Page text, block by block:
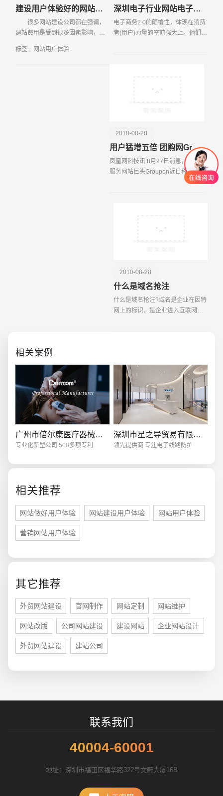
建设用户体验好的网站需要花费多少钱
很多网站建设公司都在强调，
建站费用是受到很多因素影响，不
解企业各种相关信息，才能够给出
标签 : 网站用户体验
深圳电子行业网站电子商务规模化
电子商务2 0的颠覆性，体现在消费
者(用户)力量的空前强大上。他们的
2010-08-28
用户猛增五倍 团购网Groupon超速增长
凤凰网科技讯 8月27日消息，团购
服务网站巨头Groupon近日称，半
年来公司一直以指数级速度高速增
2010-08-28
什么是域名抢注
什么是域名抢注?域名是企业在因特
网上的标识，是企业进入互联网，
相关案例
广州市倍尔康医疗器械有限公司
专业化新型公司 500多项专利
深圳市星之导贸易有限公司
领先提供商 专注电子线路防护
相关推荐
网站做好用户体验 网站建设用户体验 网站用户体验
营销网站用户体验
其它推荐
外贸网站建设 官网制作 网站定制 网站维护
网站改版 公司网站建设 建设网站 企业网站设计
外贸网站建设 建站公司
联系我们
40004-60001
地址：深圳市福田区福华路322号文蔚大厦16B
标准企业官网建设
招标项目